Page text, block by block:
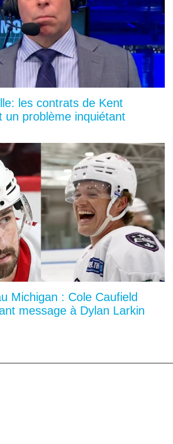
les contrats de Kent
un problème inquiétant
Michigan : Cole Caufield
message à Dylan Larkin